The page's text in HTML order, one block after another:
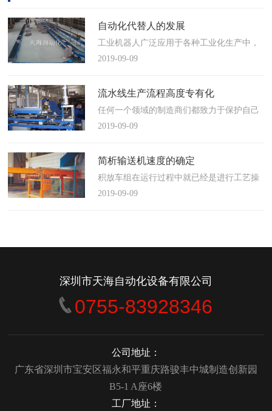
自动化代替人的发展
工业机器人广泛应用于各种工业化生产中，
慢慢取代工人，做着高强度、重复性、有职
人联合会(IFR)预测，2014年中国将成为全球
最大的工业机器人市场，将占全球总销量
17%。业内把2014年称为“中国工业机器人元
2019-09-09
流水线生产流程高度专有化
任何一个领域的制造商们都致力于保护自己
的自动化流水线生产流程不被外人知晓，即
大多数流程都带有某种专有的性质，并且混
合了不同的方法、技术和操作方式，而这最
终将影响一个制造商进行有效竞争的能力。
2019-09-09
简析输送机速度的确定
积放车组在运行过程中就已经是进行工艺操
作的区段，运行速度是由积放小车组的运行
2019-09-09
深圳市天海自动化设备有限公司
0755-83928346
公司地址：
广东省深圳市宝安区福永和平重庆路骏丰中城制造创新园
B5-1 A座6楼
工厂地址：